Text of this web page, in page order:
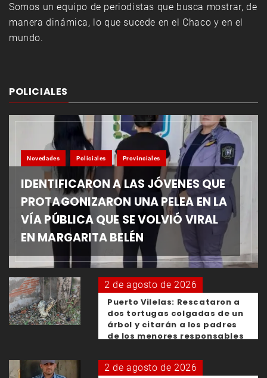
Somos un equipo de periodistas que busca mostrar, de
manera dinámica, lo que sucede en el Chaco y en el
mundo.
POLICIALES
Novedades Policiales Provinciales
IDENTIFICARON A LAS JÓVENES QUE
PROTAGONIZARON UNA PELEA EN LA
VÍA PÚBLICA QUE SE VOLVIÓ VIRAL
EN MARGARITA BELÉN
2 de agosto de 2026
Puerto Vilelas: Rescataron a
dos tortugas colgadas de un
árbol y citarán a los padres
de los menores responsables
2 de agosto de 2026